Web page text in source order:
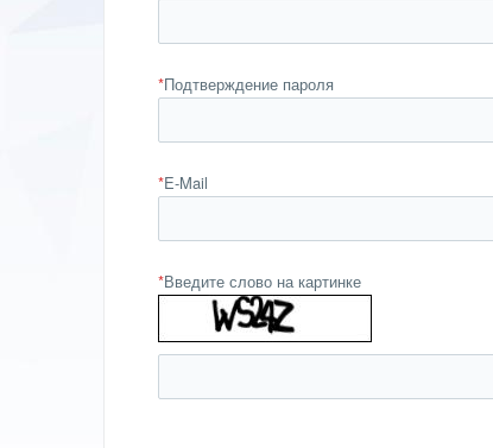
*Подтверждение пароля
*E-Mail
*Введите слово на картинке